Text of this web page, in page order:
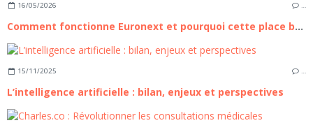
16/05/2026 …
Comment fonctionne Euronext et pourquoi cette place boursière compte pour les investisseurs européens
15/11/2025 …
L’intelligence artificielle : bilan, enjeux et perspectives